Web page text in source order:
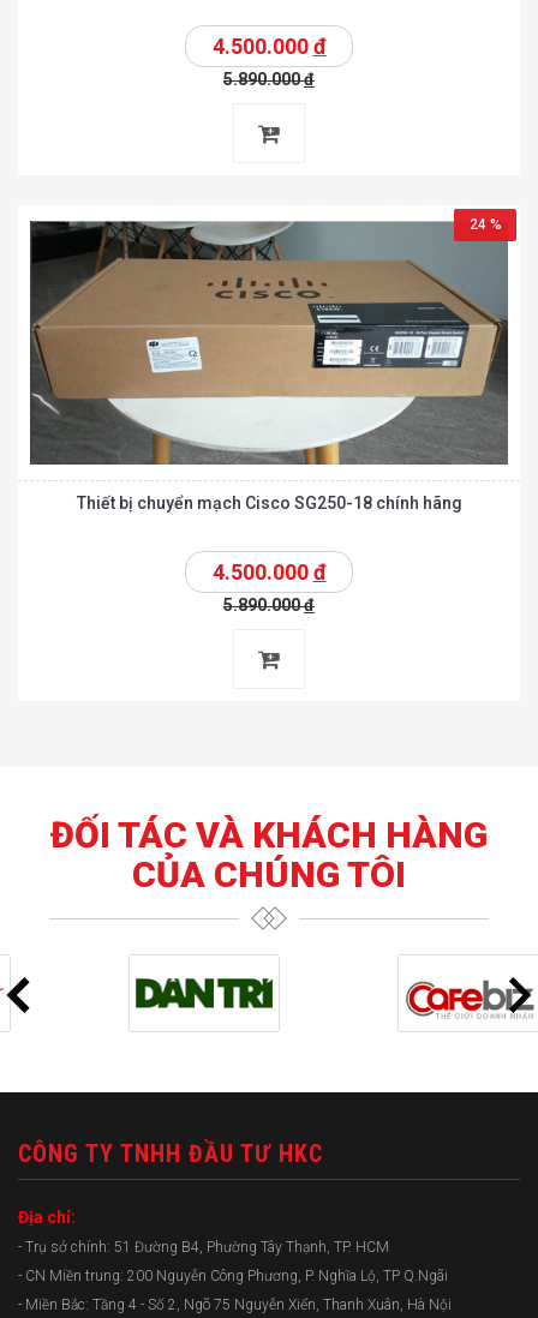
4.500.000đ
5.890.000đ
24 %
Thiết bị chuyển mạch Cisco SG250-18 chính hãng
4.500.000đ
5.890.000đ
ĐỐI TÁC VÀ KHÁCH HÀNG
CỦA CHÚNG TÔI
CÔNG TY TNHH ĐẦU TƯ HKC
Địa chỉ:
- Trụ sở chính: 51 Đường B4, Phường Tây Thạnh, TP. HCM
- CN Miền trung: 200 Nguyễn Công Phương, P. Nghĩa Lộ, TP Q.Ngãi
- Miền Bắc: Tầng 4 - Số 2, Ngõ 75 Nguyễn Xiển, Thanh Xuân, Hà Nội